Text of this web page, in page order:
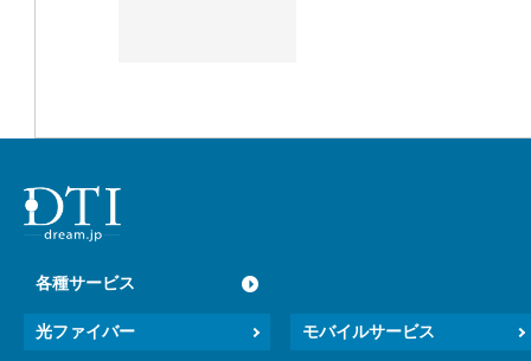
各種サービス
光ファイバー モバイルサービス